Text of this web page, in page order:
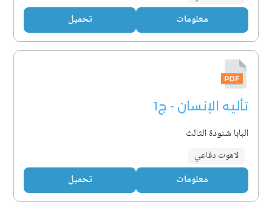
معلومات تحميل
تأليه الإنسان - ج1
البابا شنودة الثالث
لاهوت دفاعي
معلومات تحميل